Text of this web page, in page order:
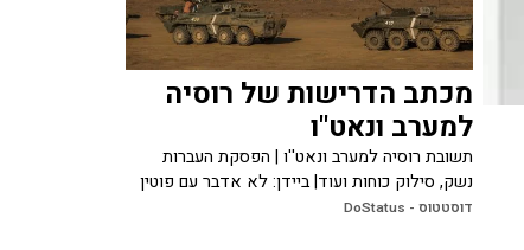
מכתב הדרישות של רוסיה
למערב ונאט"ו
תשובת רוסיה למערב ונאט''ו | הפסקת העברות
נשק, סילוק כוחות ועוד| ביידן: לא אדבר עם פוטין
דוסטטוס - DoStatus